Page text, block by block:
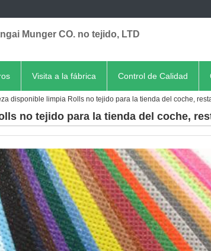
Munger CO. no tejido, LTD
Visita a la fábrica Control de Calidad
disponible limpia Rolls no tejido para la tienda del coche,
no tejido para la tienda del coche,